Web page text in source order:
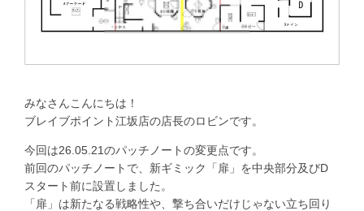
みなさんこんにちは！
ブレイブポイント江坂店の店長のロビンです。
今回は26.05.21のパッチノートの変更点です。
前回のパッチノートで、新ギミック「扉」を中央部分及びD
スタート前に設置しました。
「扉」は新たなる戦略性や、撃ち合いだけじゃない立ち回り